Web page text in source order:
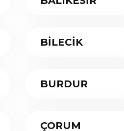
BİLECİK
BURDUR
ÇORUM